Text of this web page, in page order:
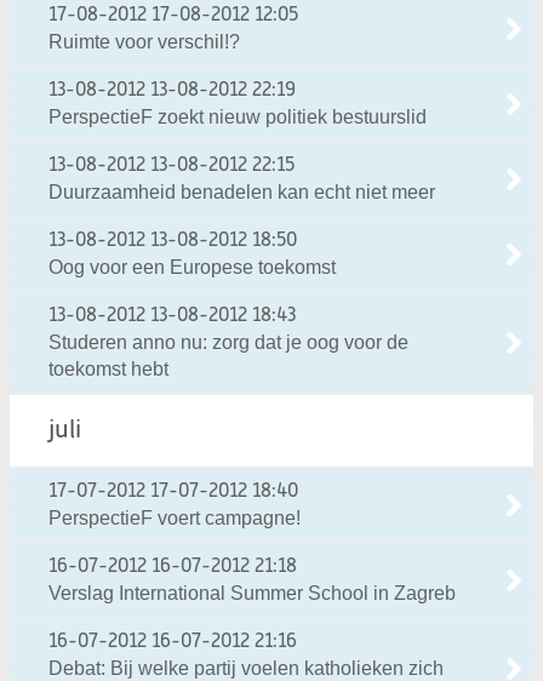
17-08-2012 17-08-2012 12:05
Ruimte voor verschil!?
13-08-2012 13-08-2012 22:19
PerspectieF zoekt nieuw politiek bestuurslid
13-08-2012 13-08-2012 22:15
Duurzaamheid benadelen kan echt niet meer
13-08-2012 13-08-2012 18:50
Oog voor een Europese toekomst
13-08-2012 13-08-2012 18:43
Studeren anno nu: zorg dat je oog voor de
toekomst hebt
juli
17-07-2012 17-07-2012 18:40
PerspectieF voert campagne!
16-07-2012 16-07-2012 21:18
Verslag International Summer School in Zagreb
16-07-2012 16-07-2012 21:16
Debat: Bij welke partij voelen katholieken zich